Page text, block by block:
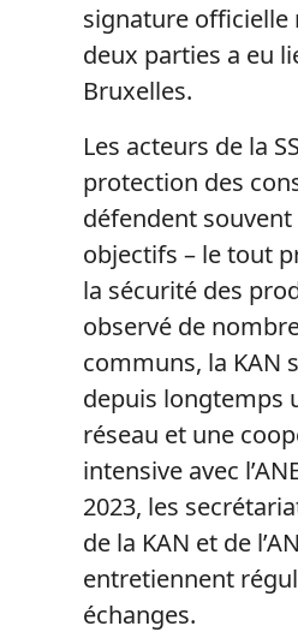
signature officielle
deux parties a eu
Bruxelles.
Les acteurs de la
protection des
défendent
objectifs – le tout
la sécurité des
observé de
communs, la KAN
depuis longtemps
réseau et une
intensive avec
2023, les
de la KAN et de
entretiennent
échanges.